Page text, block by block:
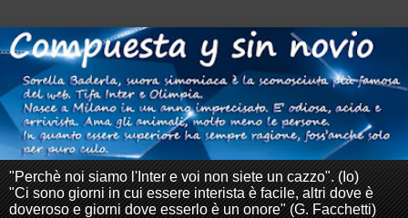
"Perchè noi siamo l'Inter e voi non siete un cazzo". (Io)
"Ci sono giorni in cui essere interista è facile, altri dove è
doveroso e giorni dove esserlo è un onore" (G. Facchetti)